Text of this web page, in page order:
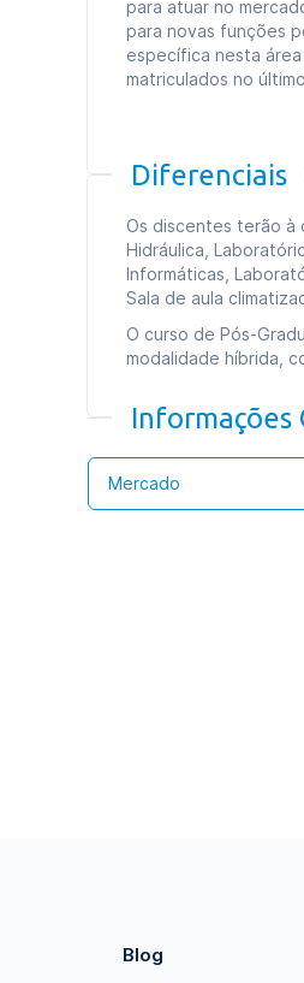
para atuar no
para novas funções
específica nesta
matriculados no
Diferenciais
Os discentes terão à
Hidráulica,
Informáticas,
Sala de aula
O curso de Pós-
modalidade híbrida,
Informações
Mercado
Blog